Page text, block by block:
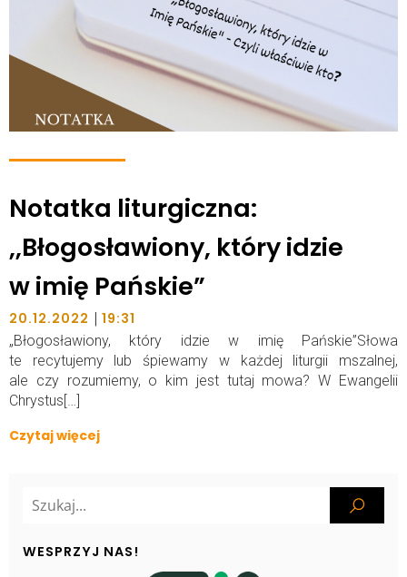
Notatka liturgiczna:
,,Błogosławiony, który idzie
w imię Pańskie”
20.12.2022 | 19:31
„Błogosławiony, który idzie w imię Pańskie”Słowa
te recytujemy lub śpiewamy w każdej liturgii mszalnej,
ale czy rozumiemy, o kim jest tutaj mowa? W Ewangelii
Chrystus[…]
Czytaj więcej
WESPRZYJ NAS!